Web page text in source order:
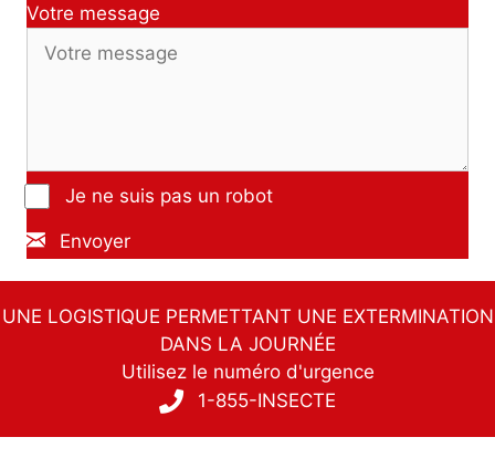
Votre message
Je ne suis pas un robot
Envoyer
UNE LOGISTIQUE PERMETTANT UNE EXTERMINATION
DANS LA JOURNÉE
Utilisez le numéro d'urgence
1-855-INSECTE